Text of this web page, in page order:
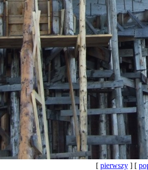
[ pierwszy] [